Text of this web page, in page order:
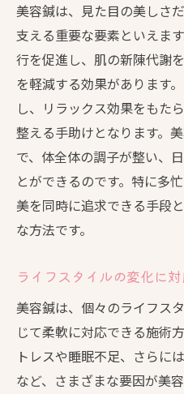
美容鍼は、見た目の美しさ
支える重要な要素といえま
行を促進し、肌の新陳代謝
を軽減する効果があります
し、リラックス効果をもた
整える手助けとなります。
で、体全体の調子が整い、
とができるのです。特に多
美を同時に追求できる手段
な方法です。
ライフスタイルの変化に
美容鍼は、個々のライフス
じて柔軟に対応できる施術
トレスや睡眠不足、さらに
など、さまざまな要因が美